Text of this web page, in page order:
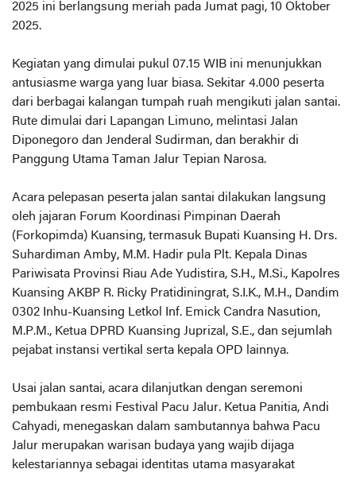
2025 ini berlangsung meriah pada Jumat pagi, 10 Oktober
2025.
Kegiatan yang dimulai pukul 07.15 WIB ini menunjukkan
antusiasme warga yang luar biasa. Sekitar 4.000 peserta
dari berbagai kalangan tumpah ruah mengikuti jalan santai.
Rute dimulai dari Lapangan Limuno, melintasi Jalan
Diponegoro dan Jenderal Sudirman, dan berakhir di
Panggung Utama Taman Jalur Tepian Narosa.
Acara pelepasan peserta jalan santai dilakukan langsung
oleh jajaran Forum Koordinasi Pimpinan Daerah
(Forkopimda) Kuansing, termasuk Bupati Kuansing H. Drs.
Suhardiman Amby, M.M. Hadir pula Plt. Kepala Dinas
Pariwisata Provinsi Riau Ade Yudistira, S.H., M.Si., Kapolres
Kuansing AKBP R. Ricky Pratidiningrat, S.I.K., M.H., Dandim
0302 Inhu-Kuansing Letkol Inf. Emick Candra Nasution,
M.P.M., Ketua DPRD Kuansing Juprizal, S.E., dan sejumlah
pejabat instansi vertikal serta kepala OPD lainnya.
Usai jalan santai, acara dilanjutkan dengan seremoni
pembukaan resmi Festival Pacu Jalur. Ketua Panitia, Andi
Cahyadi, menegaskan dalam sambutannya bahwa Pacu
Jalur merupakan warisan budaya yang wajib dijaga
kelestariannya sebagai identitas utama masyarakat